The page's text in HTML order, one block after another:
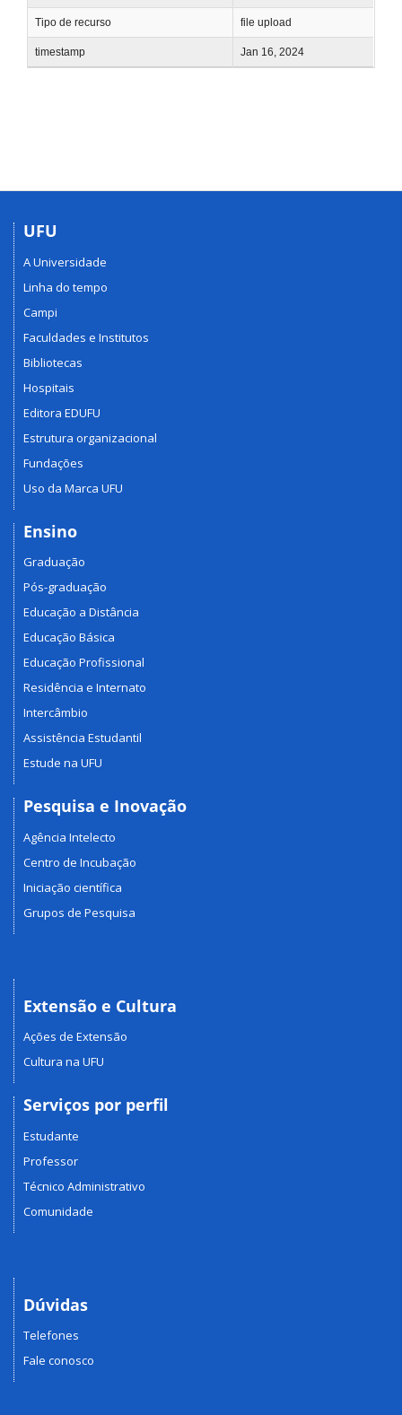
Tipo de recurso file upload
timestamp Jan 16, 2024
UFU
A Universidade
Linha do tempo
Campi
Faculdades e Institutos
Bibliotecas
Hospitais
Editora EDUFU
Estrutura organizacional
Fundações
Uso da Marca UFU
Ensino
Graduação
Pós-graduação
Educação a Distância
Educação Básica
Educação Profissional
Residência e Internato
Intercâmbio
Assistência Estudantil
Estude na UFU
Pesquisa e Inovação
Agência Intelecto
Centro de Incubação
Iniciação científica
Grupos de Pesquisa
Extensão e Cultura
Ações de Extensão
Cultura na UFU
Serviços por perfil
Estudante
Professor
Técnico Administrativo
Comunidade
Dúvidas
Telefones
Fale conosco